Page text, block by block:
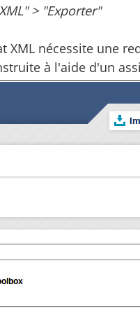
> "Exporter"
XML nécessite une
à l'aide d'un